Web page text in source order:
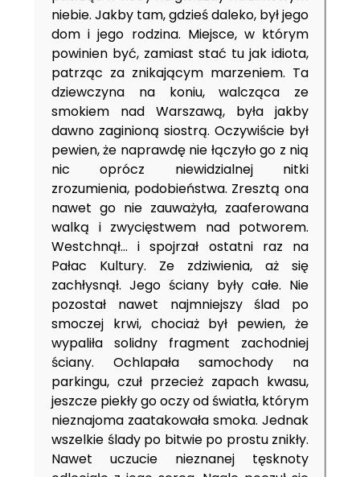
niebie. Jakby tam, gdzieś daleko, był jego
dom i jego rodzina. Miejsce, w którym
powinien być, zamiast stać tu jak idiota,
patrząc za znikającym marzeniem. Ta
dziewczyna na koniu, walcząca ze
smokiem nad Warszawą, była jakby
dawno zaginioną siostrą. Oczywiście był
pewien, że naprawdę nie łączyło go z nią
nic oprócz niewidzialnej nitki
zrozumienia, podobieństwa. Zresztą ona
nawet go nie zauważyła, zaaferowana
walką i zwycięstwem nad potworem.
Westchnął… i spojrzał ostatni raz na
Pałac Kultury. Ze zdziwienia, aż się
zachłysnął. Jego ściany były całe. Nie
pozostał nawet najmniejszy ślad po
smoczej krwi, chociaż był pewien, że
wypaliła solidny fragment zachodniej
ściany. Ochlapała samochody na
parkingu, czuł przecież zapach kwasu,
jeszcze piekły go oczy od światła, którym
nieznajoma zaatakowała smoka. Jednak
wszelkie ślady po bitwie po prostu znikły.
Nawet uczucie nieznanej tęsknoty